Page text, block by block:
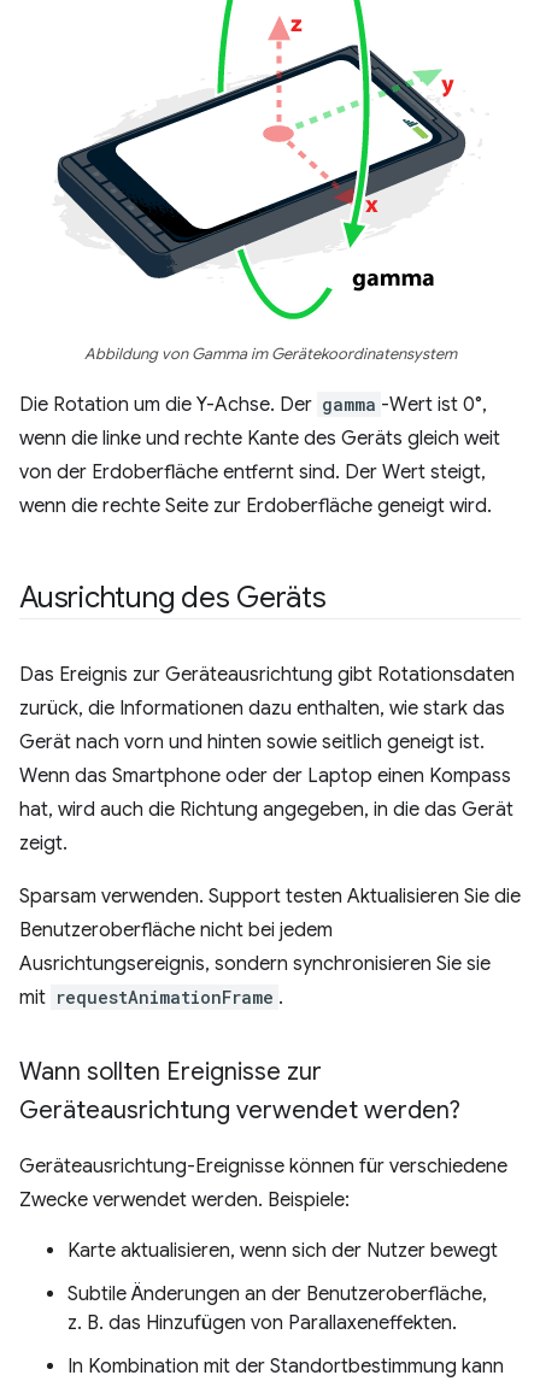
Abbildung von Gamma im Gerätekoordinatensystem
Die Rotation um die Y-Achse. Der gamma -Wert ist 0°,
wenn die linke und rechte Kante des Geräts gleich weit
von der Erdoberfläche entfernt sind. Der Wert steigt,
wenn die rechte Seite zur Erdoberfläche geneigt wird.
Ausrichtung des Geräts
Das Ereignis zur Geräteausrichtung gibt Rotationsdaten
zurück, die Informationen dazu enthalten, wie stark das
Gerät nach vorn und hinten sowie seitlich geneigt ist.
Wenn das Smartphone oder der Laptop einen Kompass
hat, wird auch die Richtung angegeben, in die das Gerät
zeigt.
Sparsam verwenden. Support testen Aktualisieren Sie die
Benutzeroberfläche nicht bei jedem
Ausrichtungsereignis, sondern synchronisieren Sie sie
mit requestAnimationFrame .
Wann sollten Ereignisse zur
Geräteausrichtung verwendet werden?
Geräteausrichtung-Ereignisse können für verschiedene
Zwecke verwendet werden. Beispiele:
Karte aktualisieren, wenn sich der Nutzer bewegt
Subtile Änderungen an der Benutzeroberfläche,
z. B. das Hinzufügen von Parallaxeneffekten.
In Kombination mit der Standortbestimmung kann